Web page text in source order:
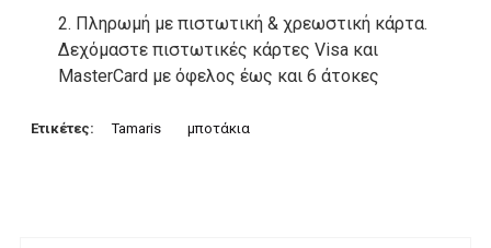
2. Πληρωμή με πιστωτική & χρεωστική κάρτα.
Δεχόμαστε πιστωτικές κάρτες Visa και
MasterCard με όφελος έως και 6 άτοκες
μας κατάστημα πραγρατοποιούνται μέσα από
Ετικέτες: Tamaris μποτάκια